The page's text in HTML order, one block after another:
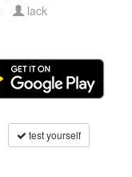
lack
test yourself